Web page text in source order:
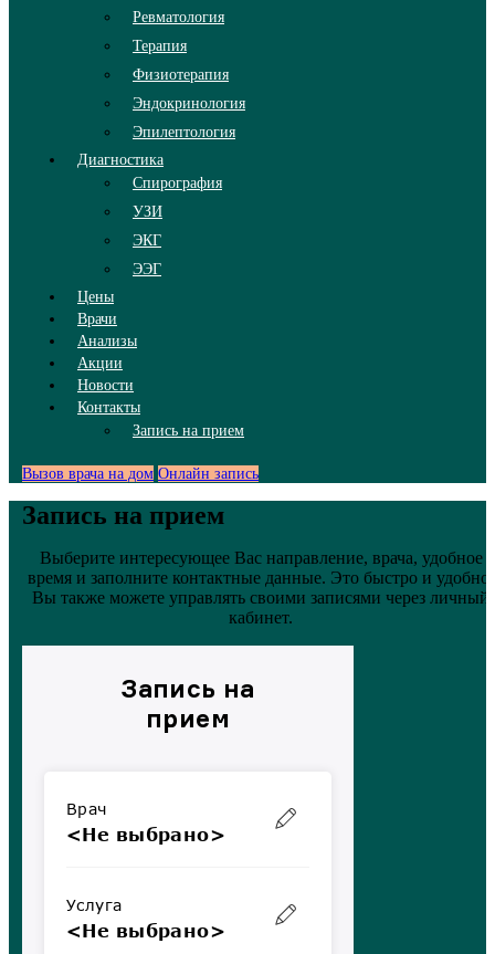
Ревматология
Терапия
Физиотерапия
Эндокринология
Эпилептология
Диагностика
Спирография
УЗИ
ЭКГ
ЭЭГ
Цены
Врачи
Анализы
Акции
Новости
Контакты
Запись на прием
Вызов врача на дом Онлайн запись
Запись на прием
Выберите интересующее Вас направление, врача, удобное
время и заполните контактные данные. Это быстро и удобно.
Вы также можете управлять своими записями через личный
кабинет.